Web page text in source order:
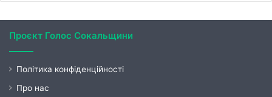
Проєкт Голос Сокальщини
Політика конфіденційності
Про нас